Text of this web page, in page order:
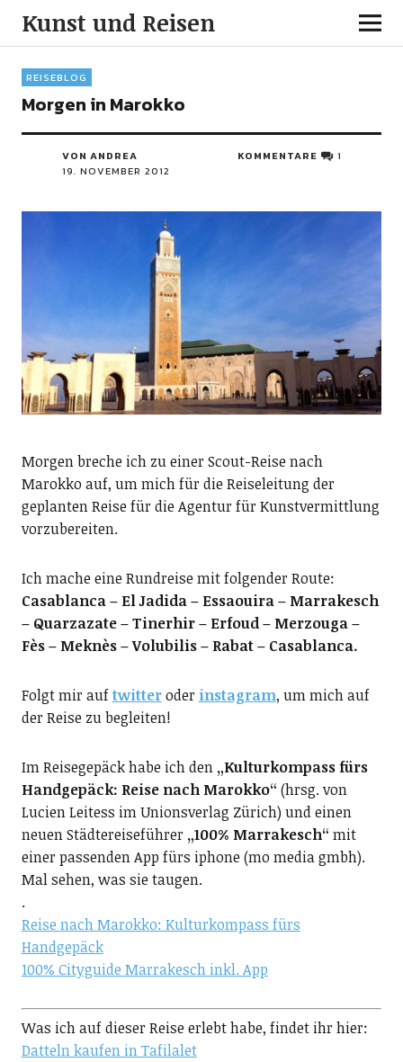
Kunst und Reisen
REISEBLOG
Morgen in Marokko
VON ANDREA
19. NOVEMBER 2012
KOMMENTARE 1
Morgen breche ich zu einer Scout-Reise nach
Marokko auf, um mich für die Reiseleitung der
geplanten Reise für die Agentur für Kunstvermittlung
vorzubereiten.
Ich mache eine Rundreise mit folgender Route:
Casablanca – El Jadida – Essaouira – Marrakesch
– Quarzazate – Tinerhir – Erfoud – Merzouga –
Fès – Meknès – Volubilis – Rabat – Casablanca.
Folgt mir auftwitteroder instagram, um mich auf
der Reise zu begleiten!
Im Reisegepäck habe ich den „Kulturkompass fürs
Handgepäck: Reise nach Marokko“ (hrsg. von
Lucien Leitess im Unionsverlag Zürich) und einen
neuen Städtereiseführer „100% Marrakesch“ mit
einer passenden App fürs iphone (mo media gmbh).
Mal sehen, was sie taugen.
.
Reise nach Marokko: Kulturkompass fürs
Handgepäck
100% Cityguide Marrakesch inkl. App
Was ich auf dieser Reise erlebt habe, findet ihr hier:
Datteln kaufen in Tafilalet